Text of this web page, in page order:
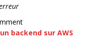
backend sur AWS